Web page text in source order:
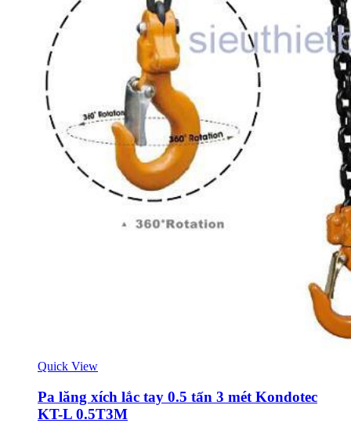
Quick View
Pa lăng xích lắc tay 0.5 tấn 3 mét Kondotec
KT-L 0.5T3M